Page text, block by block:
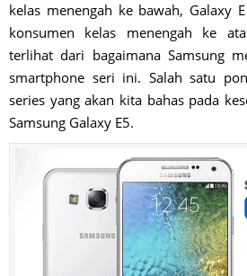
kelas menengah ke bawah, Galaxy
konsumen kelas menengah ke
terlihat dari bagaimana Samsung
smartphone seri ini. Salah satu
series yang akan kita bahas pada
Samsung Galaxy E5.